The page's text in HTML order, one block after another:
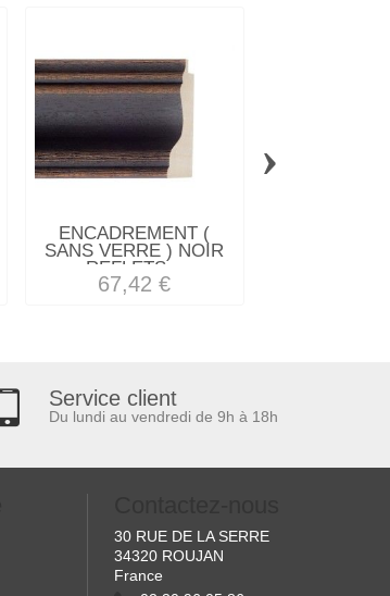
ENCADREMENT (
SANS VERRE ) NOIR
REFLETS...
67,42 €
›
Service client
Du lundi au vendredi de 9h à 18h
30 RUE DE LA SERRE
34320 ROUJAN
France